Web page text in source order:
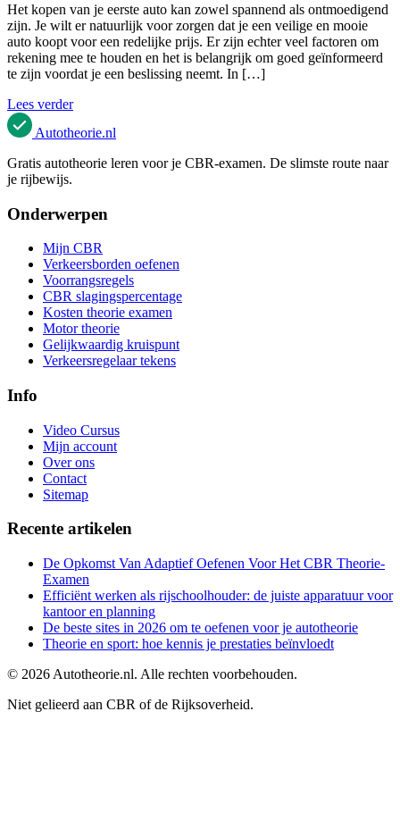
Het kopen van je eerste auto kan zowel spannend als ontmoedigend
zijn. Je wilt er natuurlijk voor zorgen dat je een veilige en mooie
auto koopt voor een redelijke prijs. Er zijn echter veel factoren om
rekening mee te houden en het is belangrijk om goed geïnformeerd
te zijn voordat je een beslissing neemt. In […]
Lees verder
Autotheorie.nl
Gratis autotheorie leren voor je CBR-examen. De slimste route naar
je rijbewijs.
Onderwerpen
Mijn CBR
Verkeersborden oefenen
Voorrangsregels
CBR slagingspercentage
Kosten theorie examen
Motor theorie
Gelijkwaardig kruispunt
Verkeersregelaar tekens
Info
Video Cursus
Mijn account
Over ons
Contact
Sitemap
Recente artikelen
De Opkomst Van Adaptief Oefenen Voor Het CBR Theorie-
Examen
Efficiënt werken als rijschoolhouder: de juiste apparatuur voor
kantoor en planning
De beste sites in 2026 om te oefenen voor je autotheorie
Theorie en sport: hoe kennis je prestaties beïnvloedt
© 2026 Autotheorie.nl. Alle rechten voorbehouden.
Niet gelieerd aan CBR of de Rijksoverheid.